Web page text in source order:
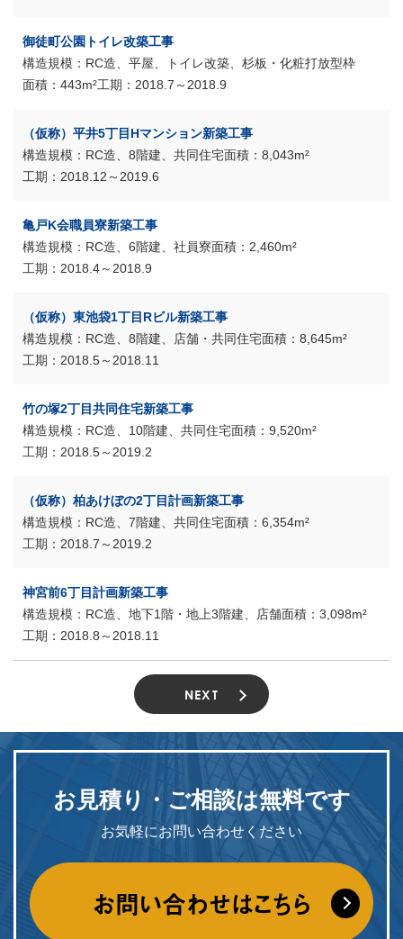
御徒町公園トイレ改築工事
RC造、平屋、トイレ改築、杉板・化粧打放型枠
443m²
2018.7～2018.9
（仮称）平井5丁目Hマンション新築工事
RC造、8階建、共同住宅
8,043m²
2018.12～2019.6
亀戸K会職員寮新築工事
RC造、6階建、社員寮
2,460m²
2018.4～2018.9
（仮称）東池袋1丁目Rビル新築工事
RC造、8階建、店舗・共同住宅
8,645m²
2018.5～2018.11
竹の塚2丁目共同住宅新築工事
RC造、10階建、共同住宅
9,520m²
2018.5～2019.2
（仮称）柏あけぼの2丁目計画新築工事
RC造、7階建、共同住宅
6,354m²
2018.7～2019.2
神宮前6丁目計画新築工事
RC造、地下1階・地上3階建、店舗
3,098m²
2018.8～2018.11
NEXT
お見積り・ご相談は無料です
お気軽にお問い合わせください
お問い合わせはこちら